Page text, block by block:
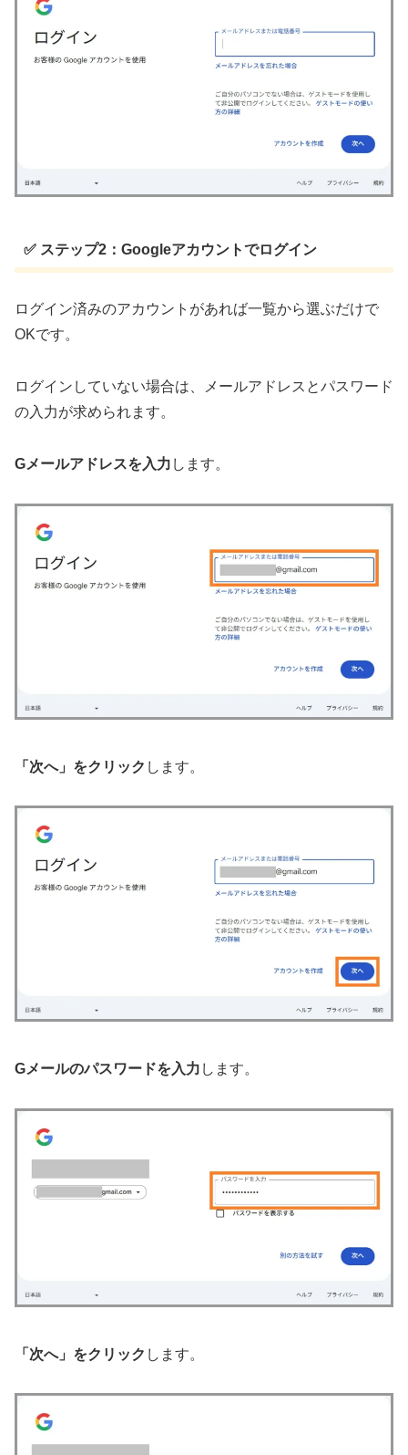
✅ ステップ2：Googleアカウントでログイン
ログイン済みのアカウントがあれば一覧から選ぶだけで
OKです。
ログインしていない場合は、メールアドレスとパスワード
の入力が求められます。
Gメールアドレスを入力 します。
「次へ」をクリック します。
Gメールのパスワードを入力 します。
「次へ」をクリック します。